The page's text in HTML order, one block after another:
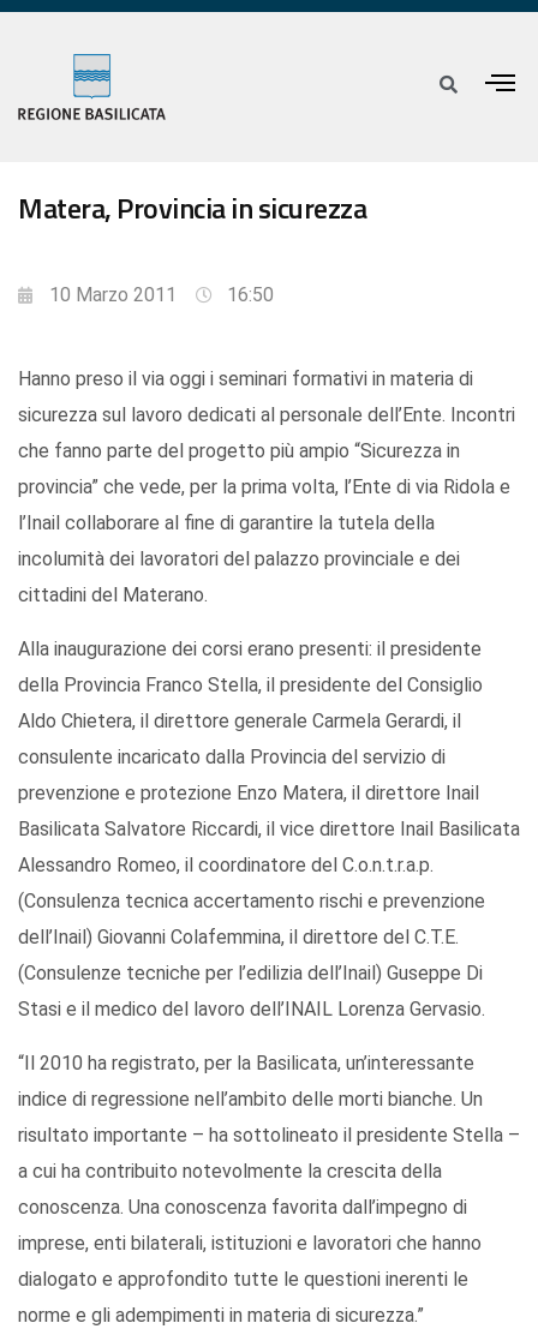
Matera, Provincia in sicurezza
10 Marzo 2011 16:50
Hanno preso il via oggi i seminari formativi in materia di
sicurezza sul lavoro dedicati al personale dell’Ente. Incontri
che fanno parte del progetto più ampio “Sicurezza in
provincia” che vede, per la prima volta, l’Ente di via Ridola e
l’Inail collaborare al fine di garantire la tutela della
incolumità dei lavoratori del palazzo provinciale e dei
cittadini del Materano.
Alla inaugurazione dei corsi erano presenti: il presidente
della Provincia Franco Stella, il presidente del Consiglio
Aldo Chietera, il direttore generale Carmela Gerardi, il
consulente incaricato dalla Provincia del servizio di
prevenzione e protezione Enzo Matera, il direttore Inail
Basilicata Salvatore Riccardi, il vice direttore Inail Basilicata
Alessandro Romeo, il coordinatore del C.o.n.t.r.a.p.
(Consulenza tecnica accertamento rischi e prevenzione
dell’Inail) Giovanni Colafemmina, il direttore del C.T.E.
(Consulenze tecniche per l’edilizia dell’Inail) Guseppe Di
Stasi e il medico del lavoro dell’INAIL Lorenza Gervasio.
“Il 2010 ha registrato, per la Basilicata, un’interessante
indice di regressione nell’ambito delle morti bianche. Un
risultato importante – ha sottolineato il presidente Stella –
a cui ha contribuito notevolmente la crescita della
conoscenza. Una conoscenza favorita dall’impegno di
imprese, enti bilaterali, istituzioni e lavoratori che hanno
dialogato e approfondito tutte le questioni inerenti le
norme e gli adempimenti in materia di sicurezza.”